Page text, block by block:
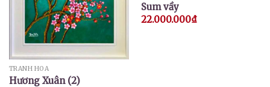
TRANH HOA
Hương Xuân (2)
Sum vầy
22.000.000₫